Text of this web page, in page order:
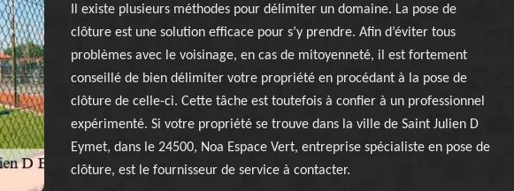
Il existe plusieurs méthodes pour délimiter un domaine. La pose de
clôture est une solution efficace pour s’y prendre. Afin d’éviter tous
problèmes avec le voisinage, en cas de mitoyenneté, il est fortement
conseillé de bien délimiter votre propriété en procédant à la pose de
clôture de celle-ci. Cette tâche est toutefois à confier à un professionnel
expérimenté. Si votre propriété se trouve dans la ville de Saint Julien D
Eymet, dans le 24500, Noa Espace Vert, entreprise spécialiste en pose de
clôture, est le fournisseur de service à contacter.